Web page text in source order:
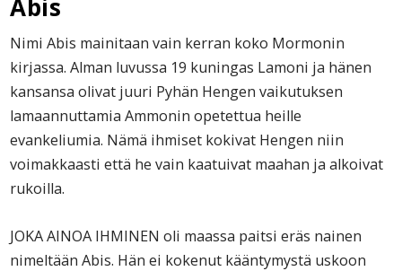
Abis
Nimi Abis mainitaan vain kerran koko Mormonin
kirjassa. Alman luvussa 19 kuningas Lamoni ja hänen
kansansa olivat juuri Pyhän Hengen vaikutuksen
lamaannuttamia Ammonin opetettua heille
evankeliumia. Nämä ihmiset kokivat Hengen niin
voimakkaasti että he vain kaatuivat maahan ja alkoivat
rukoilla.
JOKA AINOA IHMINEN oli maassa paitsi eräs nainen
nimeltään Abis. Hän ei kokenut kääntymystä uskoon